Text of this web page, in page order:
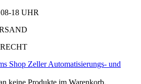
18 UHR
Shop Zeller Automatisierungs- und
keine Produkte im Warenkorb.